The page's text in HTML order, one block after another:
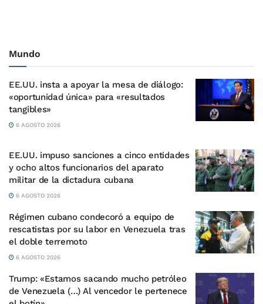
Mundo
EE.UU. insta a apoyar la mesa de diálogo:
«oportunidad única» para «resultados
tangibles»
6 AGOSTO 2026
EE.UU. impuso sanciones a cinco entidades
y ocho altos funcionarios del aparato
militar de la dictadura cubana
6 AGOSTO 2026
Régimen cubano condecoró a equipo de
rescatistas por su labor en Venezuela tras
el doble terremoto
6 AGOSTO 2026
Trump: «Estamos sacando mucho petróleo
de Venezuela (…) Al vencedor le pertenece